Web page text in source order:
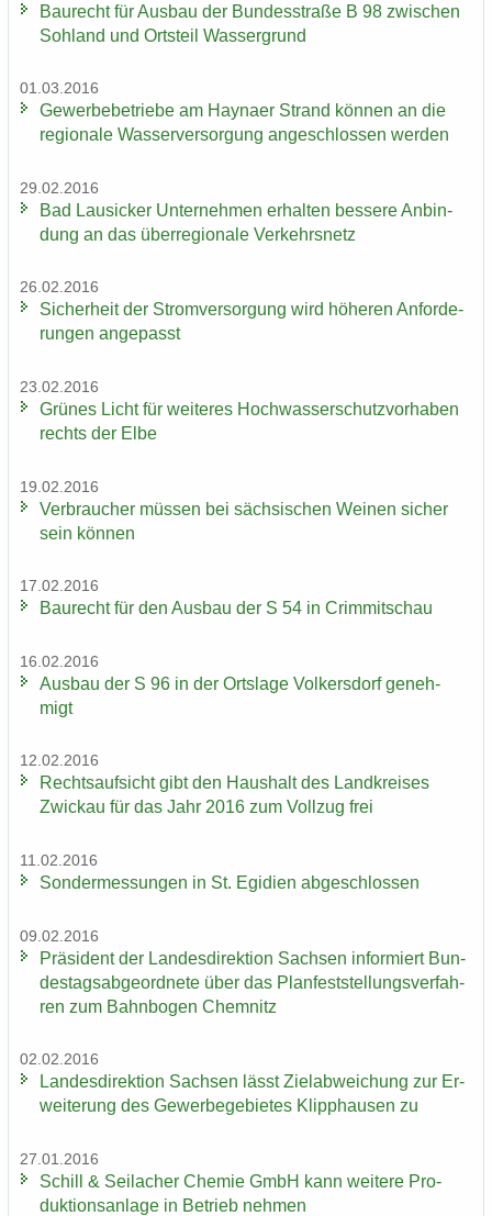
Bau­recht für Aus­bau der Bun­des­stra­ße B 98 zwi­schen
Soh­land und Orts­teil Was­ser­grund
01.03.2016
Ge­wer­be­be­trie­be am Hay­na­er Strand kön­nen an die
re­gio­na­le Was­ser­ver­sor­gung an­ge­schlos­sen wer­den
29.02.2016
Bad Lau­si­cker Un­ter­neh­men er­hal­ten bes­se­re An­bin­
dung an das über­re­gio­na­le Ver­kehrs­netz
26.02.2016
Si­cher­heit der Strom­ver­sor­gung wird hö­he­ren An­for­de­
run­gen an­ge­passt
23.02.2016
Grü­nes Licht für wei­te­res Hoch­was­ser­schutz­vor­ha­ben
rechts der Elbe
19.02.2016
Ver­brau­cher müs­sen bei säch­si­schen Wei­nen si­cher
sein kön­nen
17.02.2016
Bau­recht für den Aus­bau der S 54 in Crim­mit­schau
16.02.2016
Aus­bau der S 96 in der Orts­la­ge Vol­kers­dorf ge­neh­
migt
12.02.2016
Rechts­auf­sicht gibt den Haus­halt des Land­krei­ses
Zwi­ckau für das Jahr 2016 zum Voll­zug frei
11.02.2016
Son­der­mes­sun­gen in St. Egi­di­en ab­ge­schlos­sen
09.02.2016
Prä­si­dent der Lan­des­di­rek­ti­on Sach­sen in­for­miert Bun­
des­tags­ab­ge­ord­ne­te über das Plan­fest­stel­lungs­ver­fah­
ren zum Bahn­bo­gen Chem­nitz
02.02.2016
Lan­des­di­rek­ti­on Sach­sen lässt Ziel­ab­wei­chung zur Er­
wei­te­rung des Ge­wer­be­ge­bie­tes Klipp­hau­sen zu
27.01.2016
Schill & Seil­a­cher Che­mie GmbH kann wei­te­re Pro­
duk­ti­ons­an­la­ge in Be­trieb neh­men